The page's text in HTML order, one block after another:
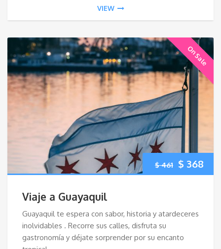
VIEW
On Sale
$461 El
$ 368
Viaje a Guayaquil
Guayaquil te espera con sabor, historia y atardeceres
inolvidables . Recorre sus calles, disfruta su
gastronomía y déjate sorprender por su encanto